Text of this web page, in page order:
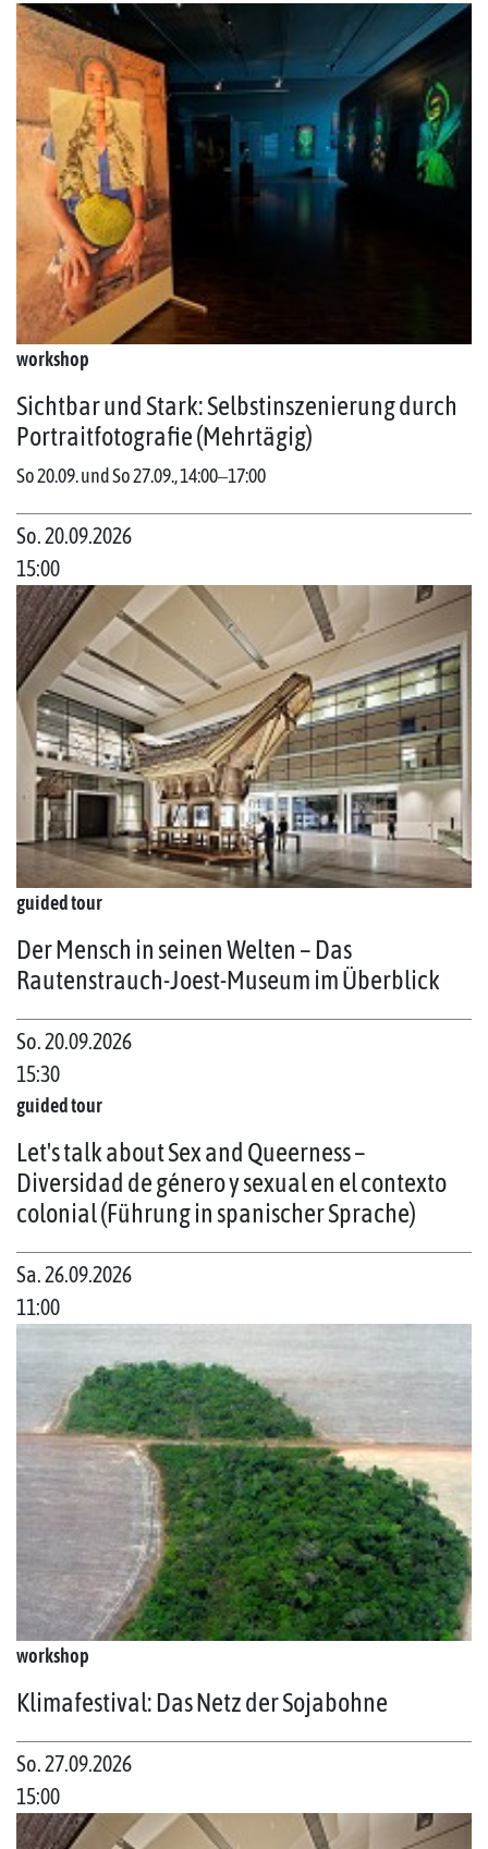
workshop
Sichtbar und Stark: Selbstinszenierung durch
Portraitfotografie (Mehrtägig)
So 20.09. und So 27.09., 14:00‒17:00
So. 20.09.2026
15:00
guided tour
Der Mensch in seinen Welten – Das
Rautenstrauch-Joest-Museum im Überblick
So. 20.09.2026
15:30
guided tour
Let's talk about Sex and Queerness –
Diversidad de género y sexual en el contexto
colonial (Führung in spanischer Sprache)
Sa. 26.09.2026
11:00
workshop
Klimafestival: Das Netz der Sojabohne
So. 27.09.2026
15:00